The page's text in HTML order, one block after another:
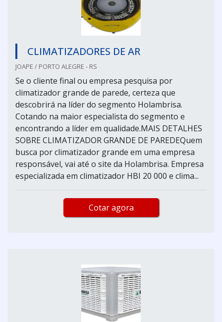
CLIMATIZADORES DE AR
JOAPE / PORTO ALEGRE - RS
Se o cliente final ou empresa pesquisa por
climatizador grande de parede, certeza que
descobrirá na líder do segmento Holambrisa.
Cotando na maior especialista do segmento e
encontrando a líder em qualidade.MAIS DETALHES
SOBRE CLIMATIZADOR GRANDE DE PAREDEQuem
busca por climatizador grande em uma empresa
responsável, vai até o site da Holambrisa. Empresa
especializada em climatizador HBI 20 000 e clima...
Cotar agora